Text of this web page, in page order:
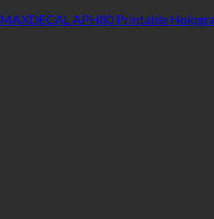
MAXDECAL APH80 Printable